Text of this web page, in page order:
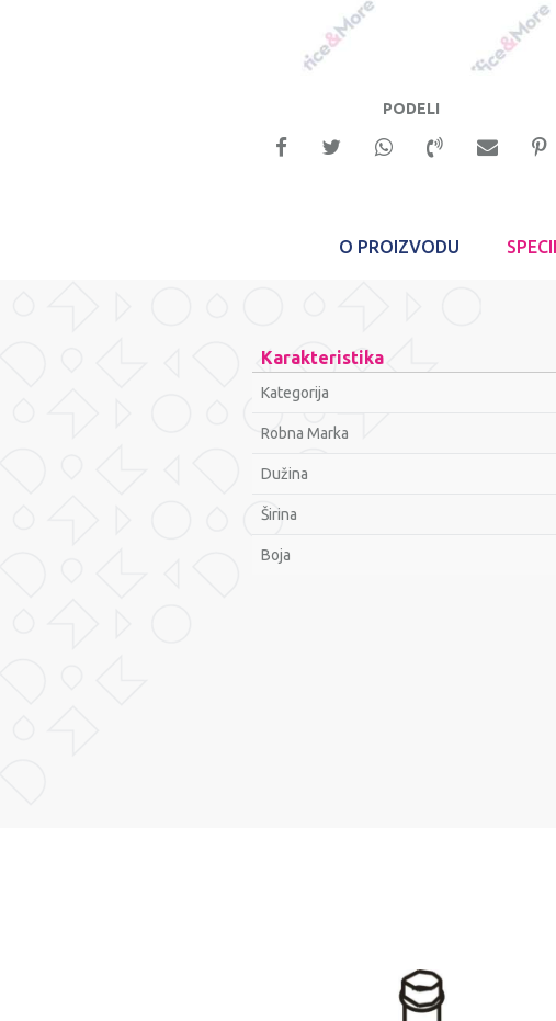
PODELI
O PROIZVODU
Karakteristika
Kategorija
Robna Marka
Dužina
Širina
Bоја